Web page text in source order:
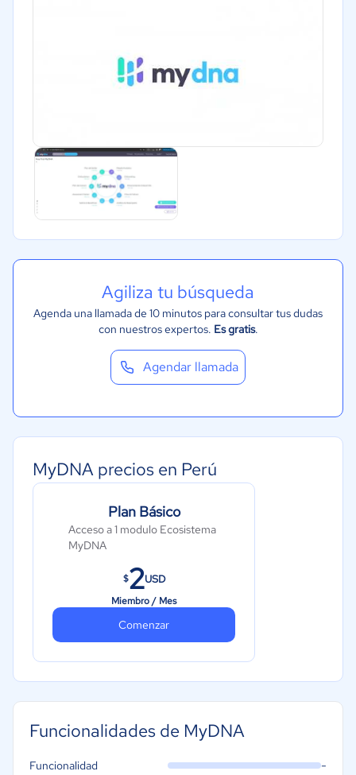
Financiera
Alimentaria
Salud
Manufactura
Transporte y logística
Agiliza tu búsqueda
Agenda una llamada de 10 minutos para consultar tus dudas
con nuestros expertos. Es gratis.
Agendar llamada
MyDNA precios en Perú
Plan Básico
Acceso a 1 modulo Ecosistema
MyDNA
$2USD
Miembro / Mes
Comenzar
Funcionalidades de MyDNA
Funcionalidad -